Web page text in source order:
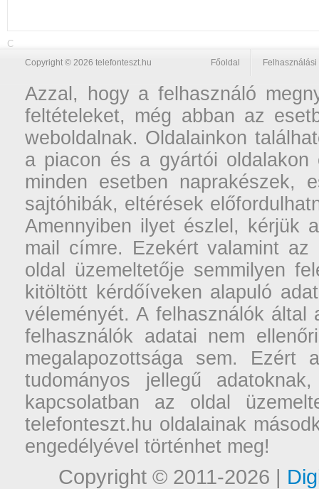
C
Copyright © 2026 telefonteszt.hu Főoldal
Azzal, hogy a felhasználó
feltételeket, még abban az
weboldalnak. Oldalainkon
a piacon és a gyártói oldalakon
minden esetben naprakészek,
sajtóhibák, eltérések
Amennyiben ilyet észlel, kérjük
mail címre. Ezekért valamint
oldal üzemeltetője semmilyen
kitöltött kérdőíveken alapuló
véleményét. A felhasználók
felhasználók adatai nem
megalapozottsága sem. Ezért
tudományos jellegű
kapcsolatban az oldal
telefonteszt.hu oldalainak
engedélyével történhet meg!
Copyright © 2011-2026 |